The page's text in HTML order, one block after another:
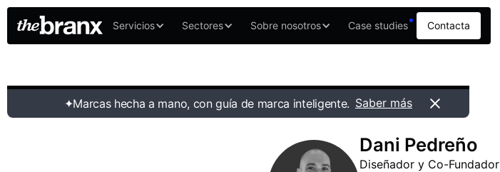
Servicios Sectores Sobre nosotros Case studies Contacta
✦Marcas hecha a mano, con guía de marca inteligente. Saber más
Dani Pedreño
Diseñador y Co-Fundador